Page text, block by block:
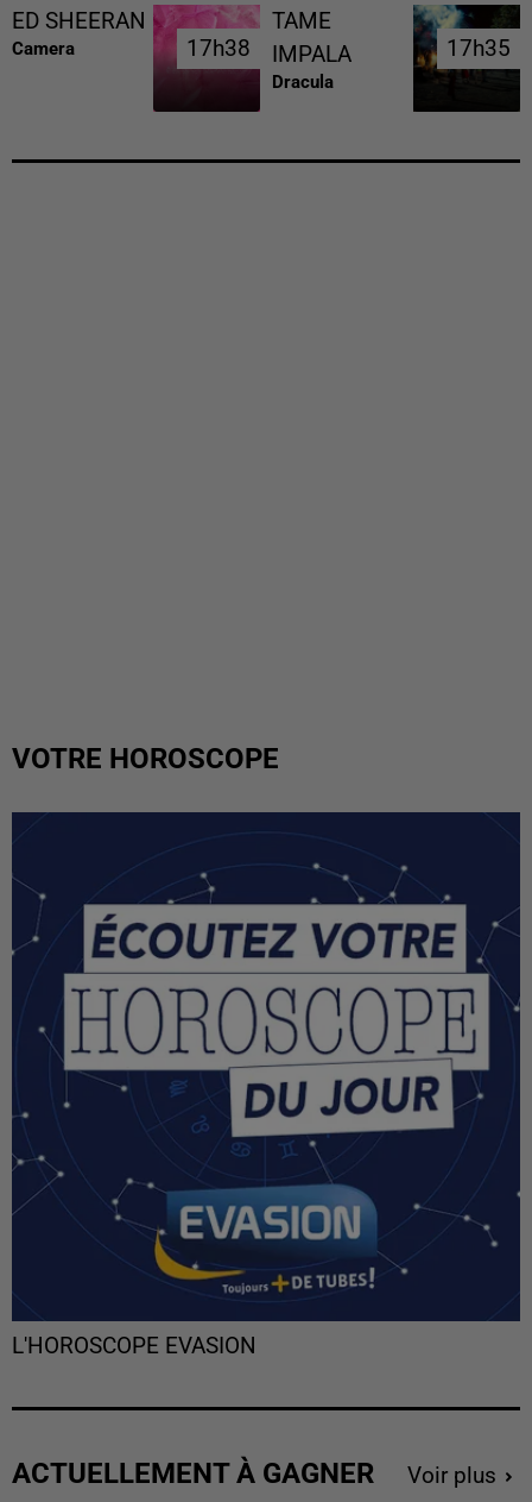
ED SHEERAN
Camera 17h38
17h38
TAME
IMPALA
Dracula
17h35
17h35
VOTRE HOROSCOPE
L'HOROSCOPE EVASION
ACTUELLEMENT À GAGNER Voir plus